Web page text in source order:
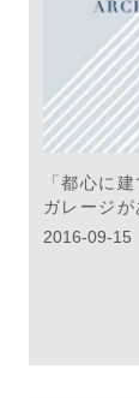
「都心に
ガレージが
2016-09-15